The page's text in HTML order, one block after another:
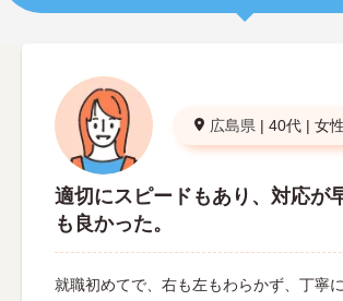
広島県 | 40代 | 女性
適切にスピードもあり、対応が
も良かった。
就職初めてで、右も左もわらかず、丁寧